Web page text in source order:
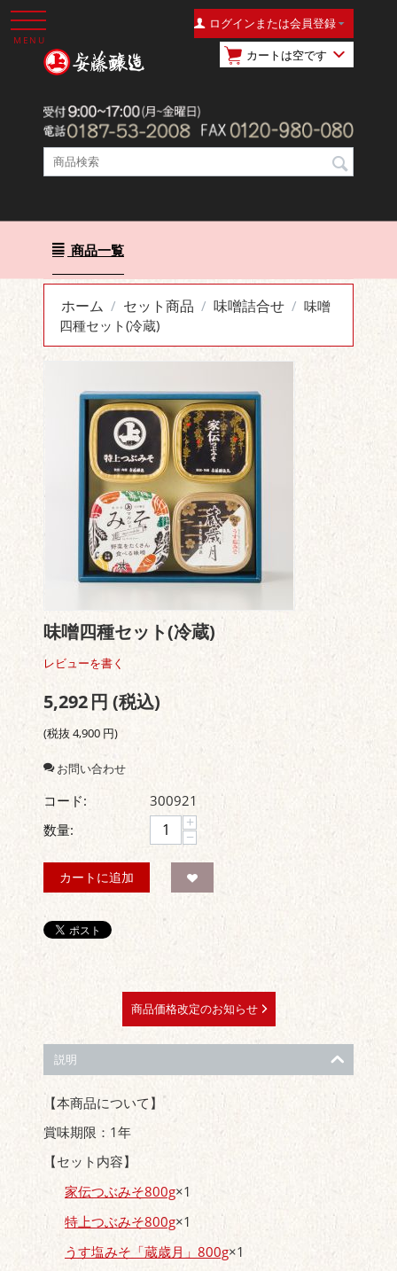
ログインまたは会員登録
カートは空です
MENU
商品一覧
ホーム / セット商品 / 味噌詰合せ / 味噌
四種セット(冷蔵)
味噌四種セット(冷蔵)
レビューを書く
5,292円 (税込)
(税抜 4,900 円)
お問い合わせ
コード:
300921
数量:
+
−
カートに追加
商品価格改定のお知らせ
説明
【本商品について】
賞味期限：1年
【セット内容】
家伝つぶみそ800g×1
特上つぶみそ800g×1
うす塩みそ「蔵歳月」800g×1